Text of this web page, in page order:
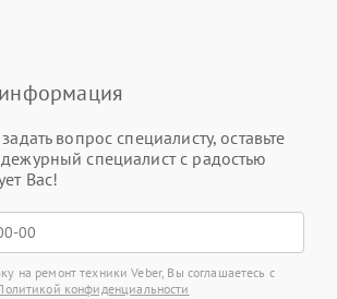
вопрос специалисту, оставьте
специалист с радостью
Вас!
на ремонт техники Veber, Вы соглашаетесь с
конфиденциальности